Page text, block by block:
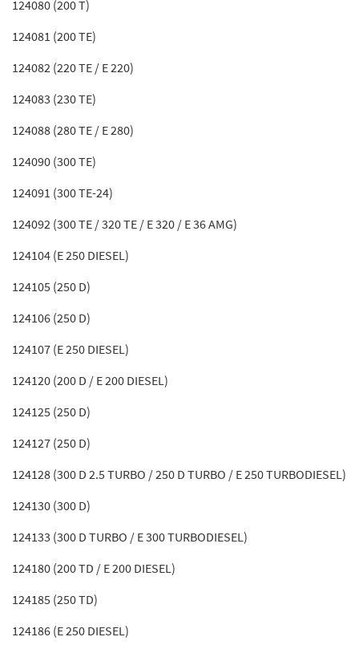
124080 (200 T)
124081 (200 TE)
124082 (220 TE / E 220)
124083 (230 TE)
124088 (280 TE / E 280)
124090 (300 TE)
124091 (300 TE-24)
124092 (300 TE / 320 TE / E 320 / E 36 AMG)
124104 (E 250 DIESEL)
124105 (250 D)
124106 (250 D)
124107 (E 250 DIESEL)
124120 (200 D / E 200 DIESEL)
124125 (250 D)
124127 (250 D)
124128 (300 D 2.5 TURBO / 250 D TURBO / E 250 TURBODIESEL)
124130 (300 D)
124133 (300 D TURBO / E 300 TURBODIESEL)
124180 (200 TD / E 200 DIESEL)
124185 (250 TD)
124186 (E 250 DIESEL)